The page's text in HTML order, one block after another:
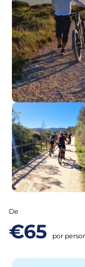
De
€65 por